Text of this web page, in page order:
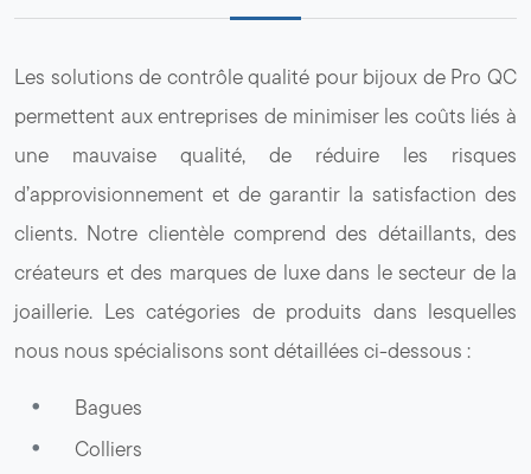
Les solutions de contrôle qualité pour bijoux de Pro QC
permettent aux entreprises de minimiser les coûts liés à
une mauvaise qualité, de réduire les risques
d’approvisionnement et de garantir la satisfaction des
clients. Notre clientèle comprend des détaillants, des
créateurs et des marques de luxe dans le secteur de la
joaillerie. Les catégories de produits dans lesquelles
nous nous spécialisons sont détaillées ci-dessous :
Bagues
Colliers